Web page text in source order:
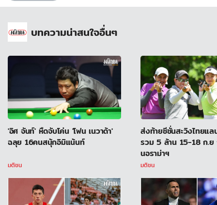
บทความน่าสนใจอื่นๆ
'อิศ จันท์' หืดจับโค่น 'โฟน เนวาด้า'
ฉลุย 16คนสนุ้กอิมิแน้นท์
มติชน
ส่งท้ายซีซั่นสะวิงไทยแ
รวม 5 ล้าน 15-18 ก.ย
นอราม่าฯ
มติชน